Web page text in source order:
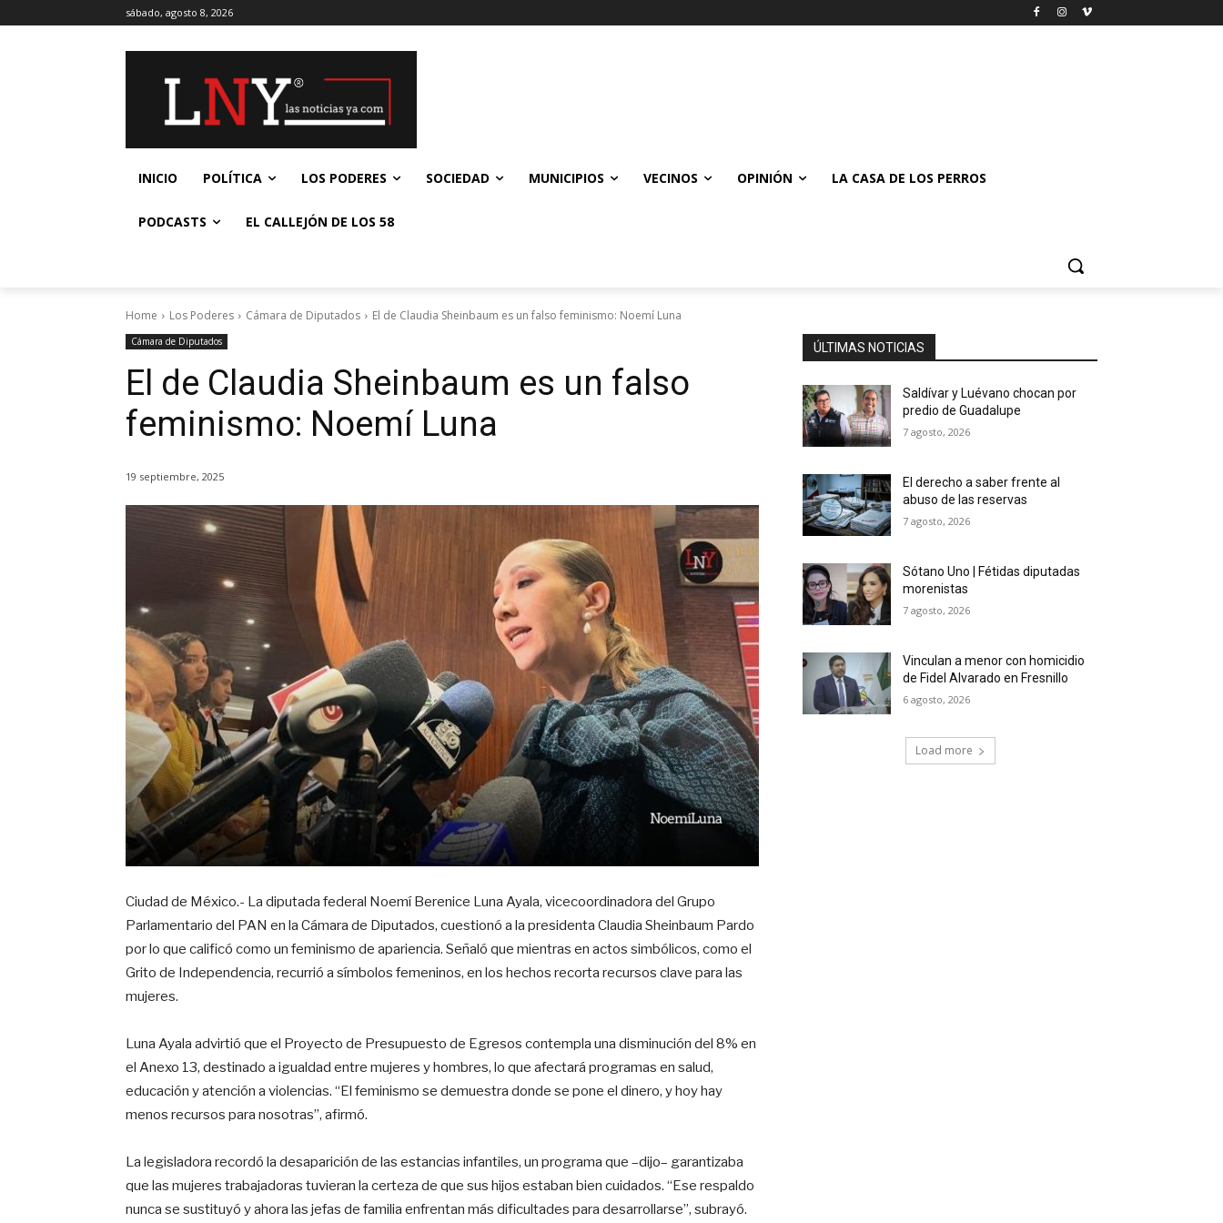
sábado, agosto 8, 2026
INICIO POLÍTICA LOS PODERES SOCIEDAD MUNICIPIOS VECINOS OPINIÓN LA CASA DE LOS PERROS
PODCASTS EL CALLEJÓN DE LOS 58
Home Los Poderes Cámara de Diputados El de Claudia Sheinbaum es un falso feminismo: Noemí Luna
Cámara de Diputados
El de Claudia Sheinbaum es un falso
feminismo: Noemí Luna
19 septiembre, 2025
Ciudad de México.- La diputada federal Noemí Berenice Luna Ayala, vicecoordinadora del Grupo
Parlamentario del PAN en la Cámara de Diputados, cuestionó a la presidenta Claudia Sheinbaum Pardo
por lo que calificó como un feminismo de apariencia. Señaló que mientras en actos simbólicos, como el
Grito de Independencia, recurrió a símbolos femeninos, en los hechos recorta recursos clave para las
mujeres.
Luna Ayala advirtió que el Proyecto de Presupuesto de Egresos contempla una disminución del 8% en
el Anexo 13, destinado a igualdad entre mujeres y hombres, lo que afectará programas en salud,
educación y atención a violencias. “El feminismo se demuestra donde se pone el dinero, y hoy hay
menos recursos para nosotras”, afirmó.
La legisladora recordó la desaparición de las estancias infantiles, un programa que –dijo– garantizaba
que las mujeres trabajadoras tuvieran la certeza de que sus hijos estaban bien cuidados. “Ese respaldo
nunca se sustituyó y ahora las jefas de familia enfrentan más dificultades para desarrollarse”, subrayó.
ÚLTIMAS NOTICIAS
Saldívar y Luévano chocan por
predio de Guadalupe
7 agosto, 2026
El derecho a saber frente al
abuso de las reservas
7 agosto, 2026
Sótano Uno | Fétidas diputadas
morenistas
7 agosto, 2026
Vinculan a menor con homicidio
de Fidel Alvarado en Fresnillo
6 agosto, 2026
Load more